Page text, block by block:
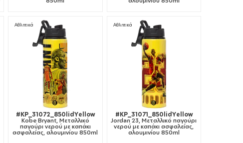
Αθλητικά
#KP_31072_850lidYellow
Kobe Bryant, Μεταλλικό
παγούρι νερού με καπάκι
ασφαλείας, αλουμινίου 850ml
Αθλητικά
#KP_31071_850lidYellow
Jordan 23, Μεταλλικό παγούρι
νερού με καπάκι ασφαλείας,
αλουμινίου 850ml